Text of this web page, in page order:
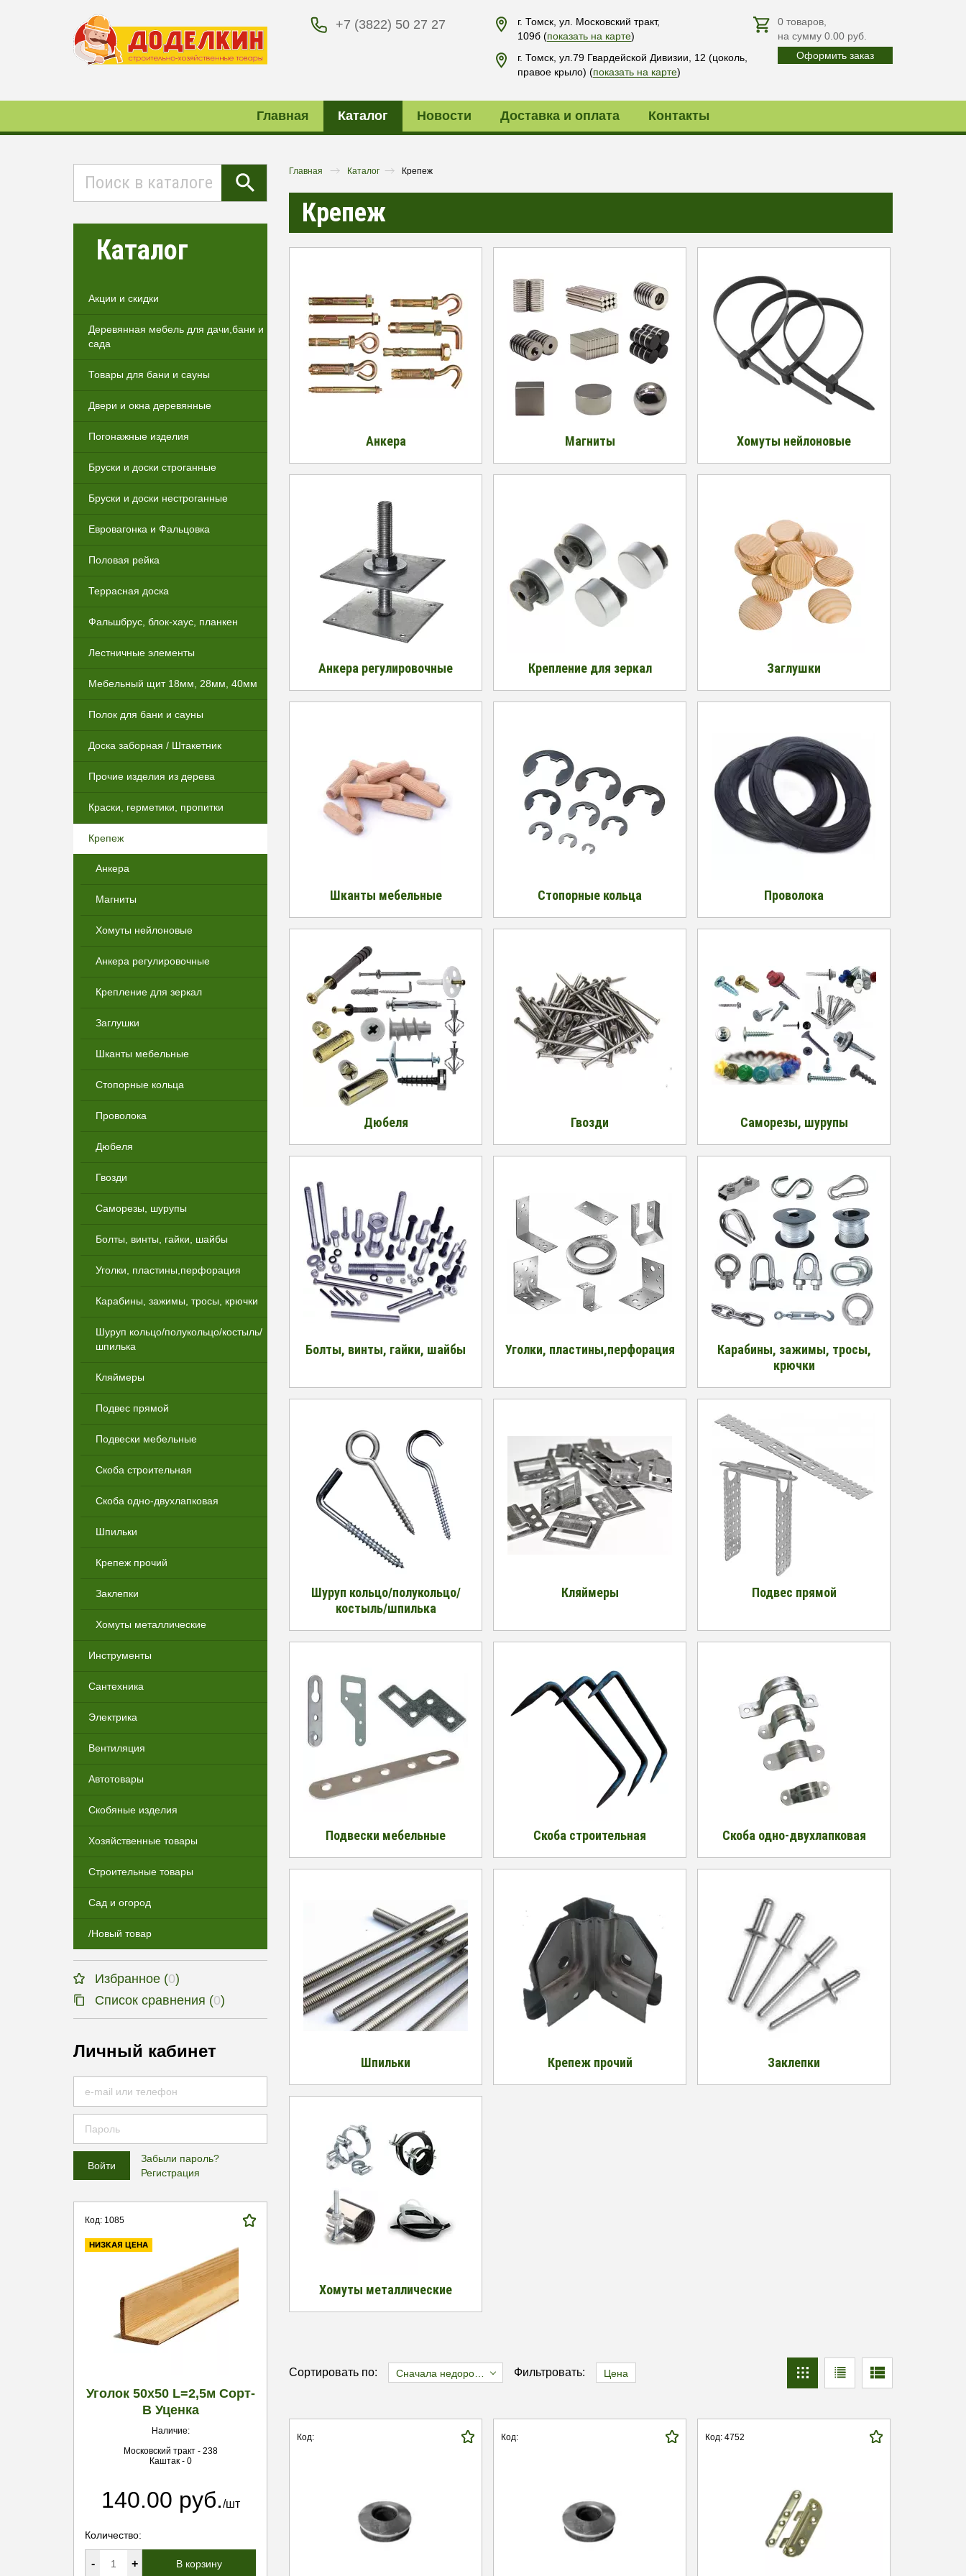
+7 (3822) 50 27 27
г. Томск, ул. Московский тракт,
109б (показать на карте)
г. Томск, ул.79 Гвардейской Дивизии, 12 (цоколь,
правое крыло) (показать на карте)
0 товаров
на сумму 0.00 руб.
Оформить заказ
Главная Каталог Новости Доставка и оплата Контакты
Каталог
Акции и скидки
Деревянная мебель для дачи,бани и
сада
Товары для бани и сауны
Двери и окна деревянные
Погонажные изделия
Бруски и доски строганные
Бруски и доски нестроганные
Евровагонка и Фальцовка
Половая рейка
Террасная доска
Фальшбрус, блок-хаус, планкен
Лестничные элементы
Мебельный щит 18мм, 28мм, 40мм
Полок для бани и сауны
Доска заборная / Штакетник
Прочие изделия из дерева
Краски, герметики, пропитки
Крепеж
Анкера
Магниты
Хомуты нейлоновые
Анкера регулировочные
Крепление для зеркал
Заглушки
Шканты мебельные
Стопорные кольца
Проволока
Дюбеля
Гвозди
Саморезы, шурупы
Болты, винты, гайки, шайбы
Уголки, пластины,перфорация
Карабины, зажимы, тросы, крючки
Шуруп кольцо/полукольцо/костыль/
шпилька
Кляймеры
Подвес прямой
Подвески мебельные
Скоба строительная
Скоба одно-двухлапковая
Шпильки
Крепеж прочий
Заклепки
Хомуты металлические
Инструменты
Сантехника
Электрика
Вентиляция
Автотовары
Скобяные изделия
Хозяйственные товары
Строительные товары
Сад и огород
/Новый товар
Избранное (0)
Список сравнения (0)
Личный кабинет
Забыли пароль?
Регистрация
Код: 1085
НИЗКАЯ ЦЕНА
Уголок 50х50 L=2,5м Сорт-
В Уценка
Наличие:
Московский тракт - 238
Каштак - 0
140.00 руб./шт
Количество:
- + В корзину
Главная Каталог Крепеж
Крепеж
Анкера Магниты Хомуты нейлоновые
Анкера регулировочные Крепление для зеркал Заглушки
Шканты мебельные Стопорные кольца Проволока
Дюбеля Гвозди Саморезы, шурупы
Болты, винты, гайки, шайбы Уголки, пластины,перфорация
Карабины, зажимы, тросы,
крючки
Шуруп кольцо/полукольцо/
костыль/шпилька
Кляймеры Подвес прямой
Подвески мебельные Скоба строительная Скоба одно-двухлапковая
Шпильки Крепеж прочий Заклепки
Хомуты металлические
Сортировать по: Фильтровать: Цена
Код: Код: Код: 4752